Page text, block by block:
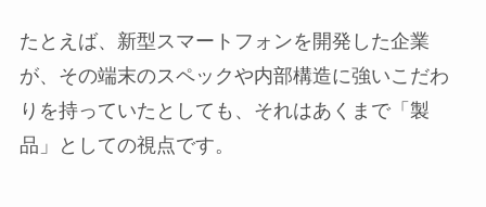
たとえば、新型スマートフォンを開発した企業
が、その端末のスペックや内部構造に強いこだわ
りを持っていたとしても、それはあくまで「製
品」としての視点です。